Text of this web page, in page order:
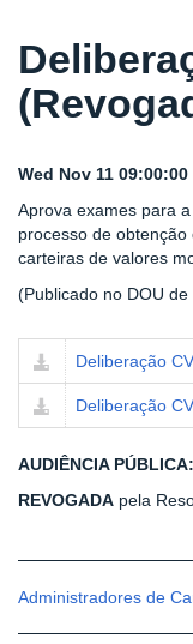
Wed Nov 11 09:00:00
Aprova exames para
processo de
carteiras de valores
(Publicado no DOU de
Deliberação
Deliberação
AUDIÊNCIA PÚBLICA:
REVOGADA pela
Administradores de